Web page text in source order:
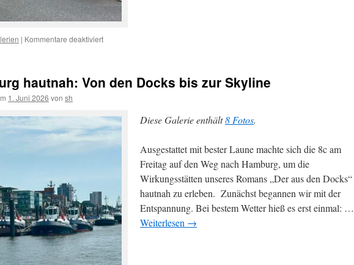
| Kommentare deaktiviertfür
zum
hautnah: Von den Docks bis zur Skyline
1. Juni 2026 von sh
Diese Galerie enthält8 Fotos.
Ausgestattet mit bester Laune machte sich die 8c am
Freitag auf den Weg nach Hamburg, um die
Wirkungsstätten unseres Romans „Der aus den Docks“
hautnah zu erleben. Zunächst begannen wir mit der
Entspannung. Bei bestem Wetter hieß es erst einmal: …
Weiterlesen →